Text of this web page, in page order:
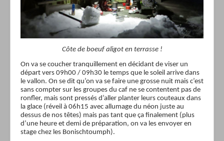
Côte de boeuf aligot en terrasse !
On va se coucher tranquillement en décidant de viser un
départ vers 09h00 / 09h30 le temps que le soleil arrive dans
le vallon. On se dit qu’on va se faire une grosse nuit mais c’est
sans compter sur les groupes du caf ne se contentent pas de
ronfler, mais sont pressés d’aller planter leurs couteaux dans
la glace (réveil à 06h15 avec allumage du néon juste au
dessus de nos têtes) mais pas tant que ça finalement (plus
d’une heure et demi de préparation, on va les envoyer en
stage chez les Bonischtoumph).